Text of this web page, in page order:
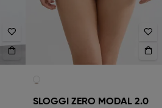
SLOGGI ZERO MODAL 2.0